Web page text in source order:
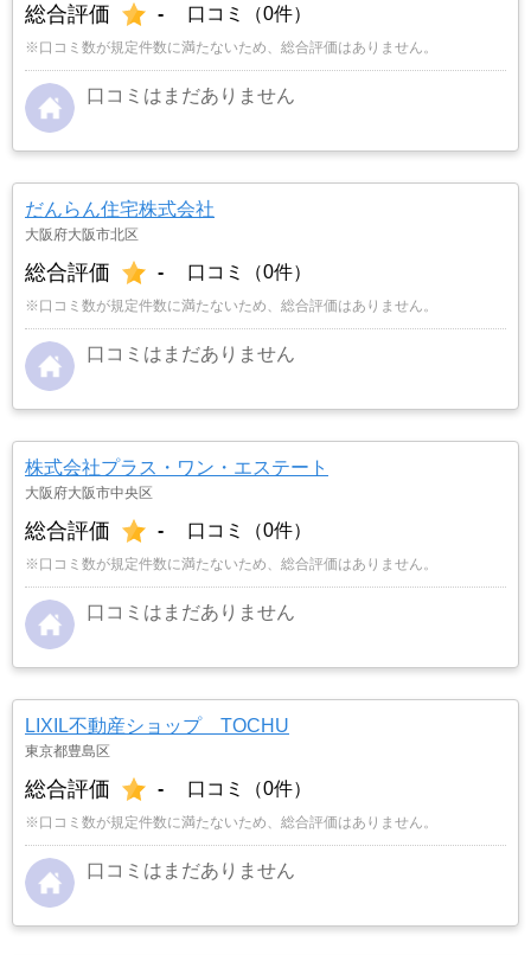
総合評価 - 口コミ（0件）
※口コミ数が規定件数に満たないため、総合評価はありません。
口コミはまだありません
だんらん住宅株式会社
大阪府大阪市北区
総合評価 - 口コミ（0件）
※口コミ数が規定件数に満たないため、総合評価はありません。
口コミはまだありません
株式会社プラス・ワン・エステート
大阪府大阪市中央区
総合評価 - 口コミ（0件）
※口コミ数が規定件数に満たないため、総合評価はありません。
口コミはまだありません
LIXIL不動産ショップ TOCHU
東京都豊島区
総合評価 - 口コミ（0件）
※口コミ数が規定件数に満たないため、総合評価はありません。
口コミはまだありません